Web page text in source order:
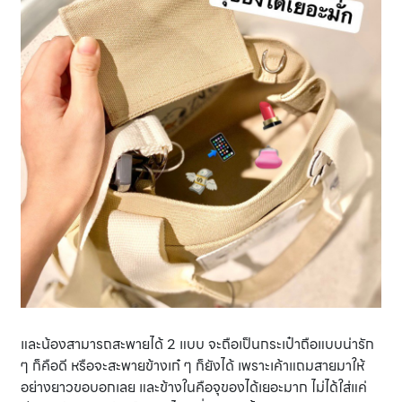
และน้องสามารถสะพายได้ 2 แบบ จะถือเป็นกระเป๋าถือแบบน่ารัก
ๆ ก็คือดี หรือจะสะพายข้างเก๋ ๆ ก็ยังได้ เพราะเค้าแถมสายมาให้
อย่างยาวขอบอกเลย และข้างในคือจุของได้เยอะมาก ไม่ได้ใส่แค่